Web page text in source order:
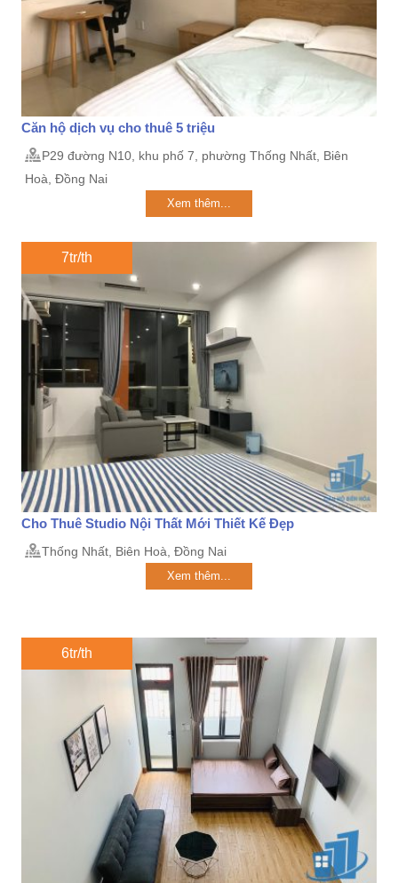
Căn hộ dịch vụ cho thuê 5 triệu
P29 đường N10, khu phố 7, phường Thống Nhất, Biên
Hoà, Đồng Nai
Xem thêm...
7tr/th
Cho Thuê Studio Nội Thất Mới Thiết Kế Đẹp
Thống Nhất, Biên Hoà, Đồng Nai
Xem thêm...
6tr/th